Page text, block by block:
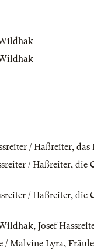
/ Haßreiter, das
/ Haßreiter, die
/ Haßreiter, die
, Josef
/ Malvine Lyra,